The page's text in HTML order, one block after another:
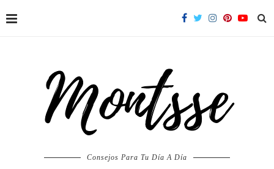
Consejos Para Tu Día A Día